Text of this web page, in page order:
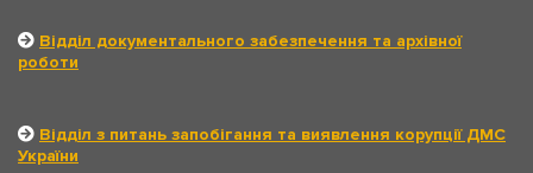
Відділ документального забезпечення та архівної
роботи
Відділ з питань запобігання та виявлення корупції ДМС
України